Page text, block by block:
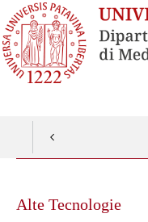
contentAlte Tecnologie